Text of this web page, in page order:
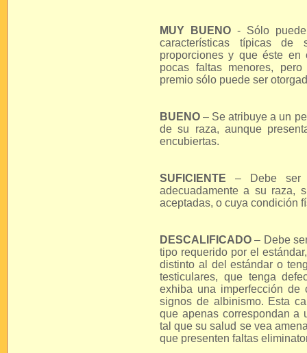
MUY BUENO - Sólo
características típicas
proporciones y que éste en
pocas faltas menores,
premio sólo puede ser
BUENO– Se atribuye a un
de su raza, aunque
encubiertas.
SUFICIENTE – Debe ser
adecuadamente a su raza,
aceptadas, o cuya condición
DESCALIFICADO – Debe
tipo requerido por el
distinto al del estándar o
testiculares, que tenga
exhiba una imperfección de
signos de albinismo. Esta
que apenas correspondan a
tal que su salud se vea
que presenten faltas